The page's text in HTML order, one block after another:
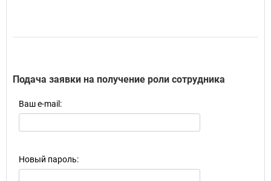
Подача заявки на получение роли сотрудника
Ваш e-mail:
Новый пароль: